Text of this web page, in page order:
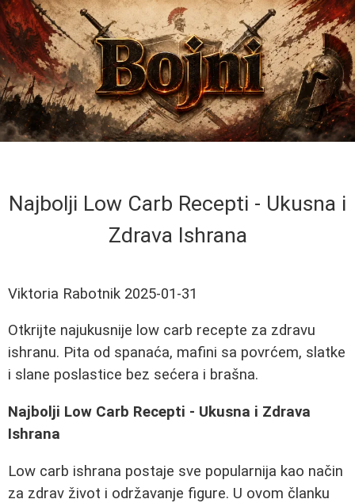
Najbolji Low Carb Recepti - Ukusna i
Zdrava Ishrana
Viktoria Rabotnik 2025-01-31
Otkrijte najukusnije low carb recepte za zdravu
ishranu. Pita od spanaća, mafini sa povrćem, slatke
i slane poslastice bez sećera i brašna.
Najbolji Low Carb Recepti - Ukusna i Zdrava
Ishrana
Low carb ishrana postaje sve popularnija kao način
za zdrav život i održavanje figure. U ovom članku